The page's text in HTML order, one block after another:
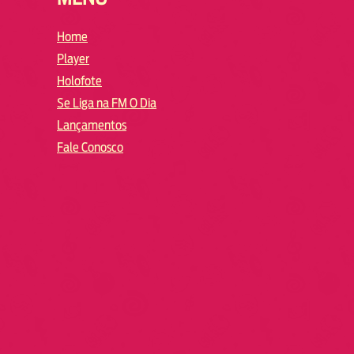
Home
Player
Holofote
Se Liga na FM O Dia
Lançamentos
Fale Conosco